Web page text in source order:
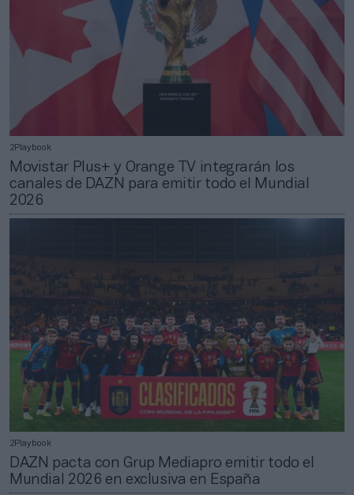
2Playbook
Movistar Plus+ y Orange TV integrarán los
canales de DAZN para emitir todo el Mundial
2026
2Playbook
DAZN pacta con Grup Mediapro emitir todo el
Mundial 2026 en exclusiva en España